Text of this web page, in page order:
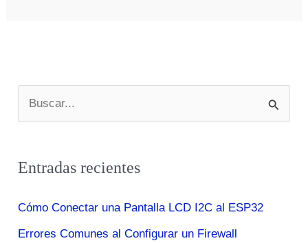
impulsivo?
u
c
r
p
Entradas recientes
Cómo Conectar una Pantalla LCD I2C al ESP32
Errores Comunes al Configurar un Firewall